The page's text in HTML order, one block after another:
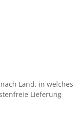
Land, in welches
Lieferung